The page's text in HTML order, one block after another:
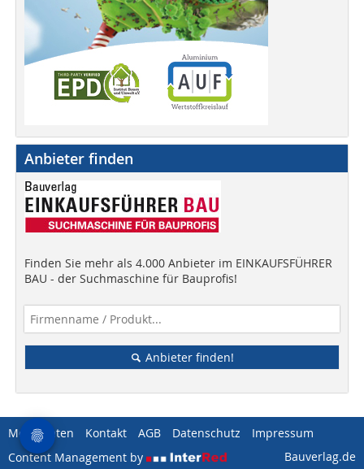
Anbieter finden
Finden Sie mehr als 4.000 Anbieter im EINKAUFSFÜHRER
BAU - der Suchmaschine für Bauprofis!
Anbieter finden!
Mediadaten Kontakt AGB Datenschutz
Impressum
Content Management by
Bauverlag.de